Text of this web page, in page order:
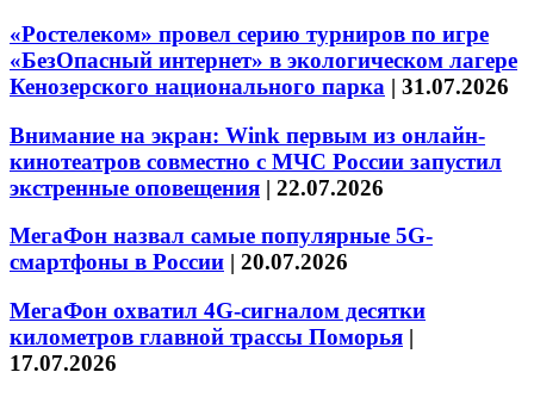
«Ростелеком» провел серию турниров по игре
«БезОпасный интернет» в экологическом лагере
Кенозерского национального парка | 31.07.2026
Внимание на экран: Wink первым из онлайн-
кинотеатров совместно с МЧС России запустил
экстренные оповещения | 22.07.2026
МегаФон назвал самые популярные 5G-
смартфоны в России | 20.07.2026
МегаФон охватил 4G-сигналом десятки
километров главной трассы Поморья |
17.07.2026